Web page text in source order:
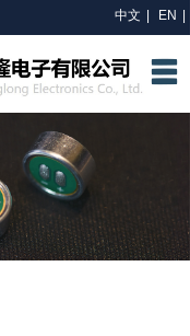
中文 EN